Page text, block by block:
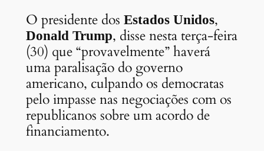
O presidente dos Estados Unidos,
Donald Trump, disse nesta terça-feira
(30) que “provavelmente” haverá
uma paralisação do governo
americano, culpando os democratas
pelo impasse nas negociações com os
republicanos sobre um acordo de
financiamento.